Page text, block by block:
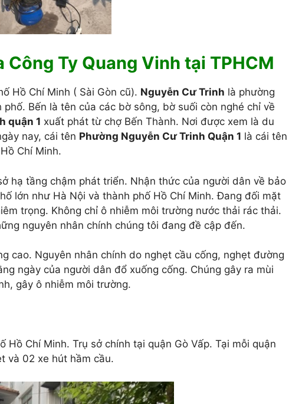
Công Ty Quang Vinh tại TPHCM
Hồ Chí Minh ( Sài Gòn cũ). Nguyễn Cư Trinh là phường
Bến là tên của các bờ sông, bờ suối còn nghé chỉ về
quận 1 xuất phát từ chợ Bến Thành. Nơi được xem là du
nay, cái tên Phường Nguyễn Cư Trinh Quận 1 là cái tên
Chí Minh.
hạ tầng chậm phát triển. Nhận thức của người dân về bảo
lớn như Hà Nội và thành phố Hồ Chí Minh. Đang đối mặt
trọng. Không chỉ ô nhiễm môi trường nước thải rác thải.
nguyên nhân chính chúng tôi đang đề cập đến.
cao. Nguyên nhân chính do nghẹt cầu cống, nghẹt đường
ngày của người dân đổ xuống cống. Chúng gây ra mùi
gây ô nhiễm môi trường.
Hồ Chí Minh. Trụ sở chính tại quận Gò Vấp. Tại mỗi quận
và 02 xe hút hầm cầu.